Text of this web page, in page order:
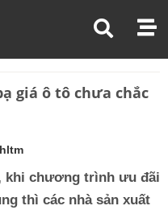
giá ô tô chưa chắc
khi chương trình ưu đãi
thì các nhà sản xuất